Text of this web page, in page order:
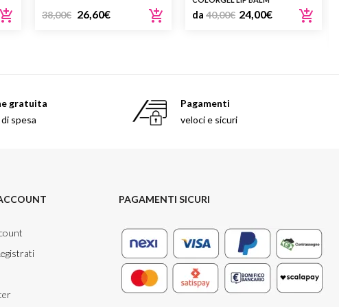
38,00€ 26,60€ da 40,00€ 24,00€
gratuita
spesa
Pagamenti
veloci e sicuri
PAGAMENTI SICURI